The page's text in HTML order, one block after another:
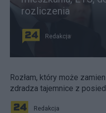
rozliczenia
Redakcja
Rozłam, który może
zdradza tajemnice z
Redakcja